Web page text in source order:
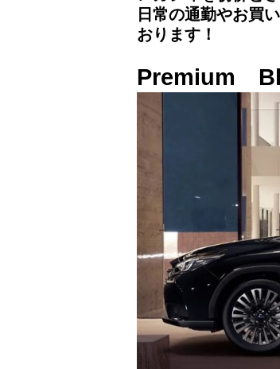
日常の通勤やお買
おります！
Premium